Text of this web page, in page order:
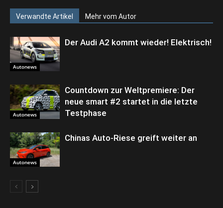
Verwandte Artikel Mehr vom Autor
Autonews
Der Audi A2 kommt wieder! Elektrisch!
Autonews
Countdown zur Weltpremiere: Der
neue smart #2 startet in die letzte
Testphase
Autonews
Chinas Auto-Riese greift weiter an